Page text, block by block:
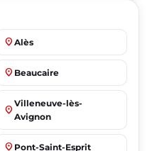
place Alès
place Beaucaire
place
Villeneuve-lès-
Avignon
place Pont-Saint-Esprit